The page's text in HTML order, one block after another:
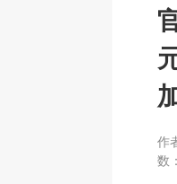
作
数：